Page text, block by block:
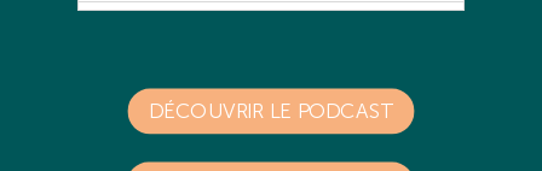
DÉCOUVRIR LE PODCAST